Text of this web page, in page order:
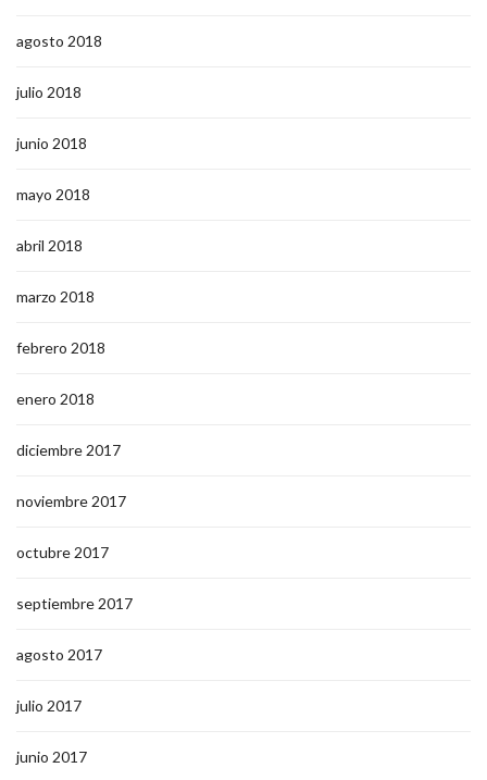
agosto 2018
julio 2018
junio 2018
mayo 2018
abril 2018
marzo 2018
febrero 2018
enero 2018
diciembre 2017
noviembre 2017
octubre 2017
septiembre 2017
agosto 2017
julio 2017
junio 2017